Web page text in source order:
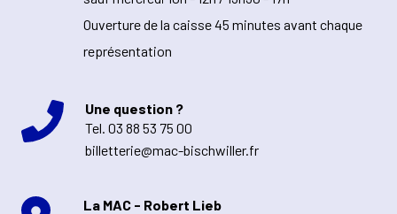
Ouverture de la caisse 45 minutes avant chaque
représentation
Une question ?
Tel. 03 88 53 75 00
billetterie@mac-bischwiller.fr
La MAC - Robert Lieb